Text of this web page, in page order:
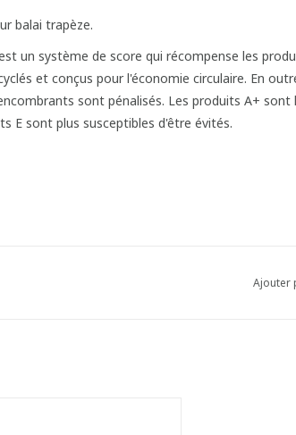
balai trapèze.
Ajouter